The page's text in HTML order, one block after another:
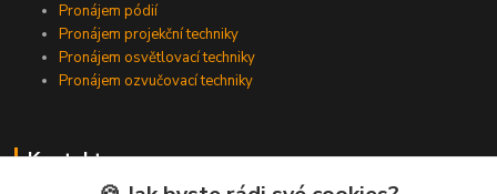
Pronájem pódií
Pronájem projekční techniky
Pronájem osvětlovací techniky
Pronájem ozvučovací techniky
Kontakty